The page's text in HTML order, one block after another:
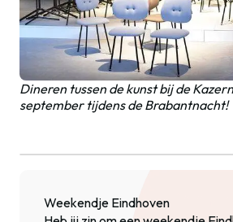
Dineren tussen de kunst bij de
september tijdens de Brabantnacht!
Weekendje Eindhoven